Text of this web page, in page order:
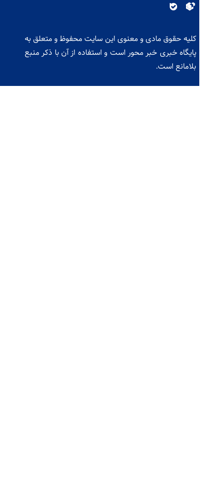
کلیه حقوق مادی و معنوی این سایت محفوظ و متعلق به
پایگاه خبری خبر محور است و استفاده از آن با ذکر منبع
بلامانع است.